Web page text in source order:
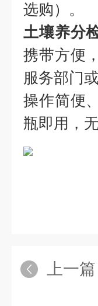
选购）。
土壤养分
携带方便
服务部门
操作简便
瓶即用，
上一篇